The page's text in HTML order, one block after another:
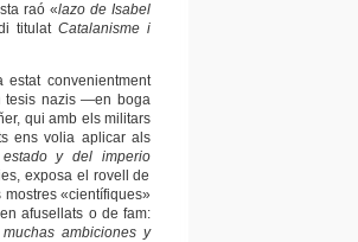
raó «lazo de Isabel
titulat Catalanisme i
convenientment
tesis nazis—en boga
qui amb els militars
ens volia aplicar als
y del imperio
exposa el rovell de
mostres «científiques»
afusellats o de fam:
ambiciones y